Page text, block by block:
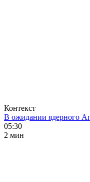
Контекст
В ожидании ядерного
05:30
2 мин